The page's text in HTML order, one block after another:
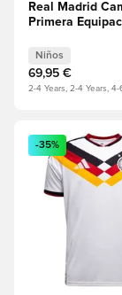
Real Madrid
Primera
Niños
69,95 €
2-4 Years, 2-4 Years, 4-
Abre un modal
-35%